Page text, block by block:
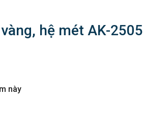
hệ mét AK-2505
này